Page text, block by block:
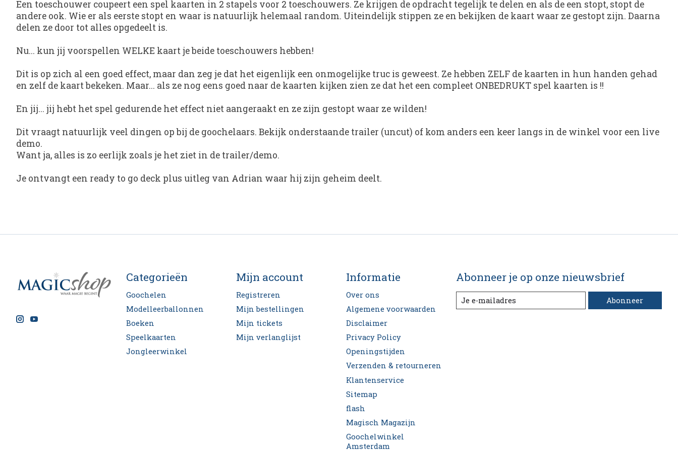
Een toeschouwer coupeert een spel kaarten in 2 stapels voor 2 toeschouwers. Ze krijgen de opdracht tegelijk te delen en als de een stopt, stopt de
andere ook. Wie er als eerste stopt en waar is natuurlijk helemaal random. Uiteindelijk stippen ze en bekijken de kaart waar ze gestopt zijn. Daarna
delen ze door tot alles opgedeelt is.
Nu... kun jij voorspellen WELKE kaart je beide toeschouwers hebben!
Dit is op zich al een goed effect, maar dan zeg je dat het eigenlijk een onmogelijke truc is geweest. Ze hebben ZELF de kaarten in hun handen gehad
en zelf de kaart bekeken. Maar... als ze nog eens goed naar de kaarten kijken zien ze dat het een compleet ONBEDRUKT spel kaarten is !!
En jij... jij hebt het spel gedurende het effect niet aangeraakt en ze zijn gestopt waar ze wilden!
Dit vraagt natuurlijk veel dingen op bij de goochelaars. Bekijk onderstaande trailer (uncut) of kom anders een keer langs in de winkel voor een live
demo.
Want ja, alles is zo eerlijk zoals je het ziet in de trailer/demo.
Je ontvangt een ready to go deck plus uitleg van Adrian waar hij zijn geheim deelt.
Categorieën
Goochelen
Modelleerballonnen
Boeken
Speelkaarten
Jongleerwinkel
Mijn account
Registreren
Mijn bestellingen
Mijn tickets
Mijn verlanglijst
Informatie
Over ons
Algemene voorwaarden
Disclaimer
Privacy Policy
Openingstijden
Verzenden & retourneren
Klantenservice
Sitemap
flash
Magisch Magazijn
Goochelwinkel
Amsterdam
Abonneer je op onze nieuwsbrief
Abonneer